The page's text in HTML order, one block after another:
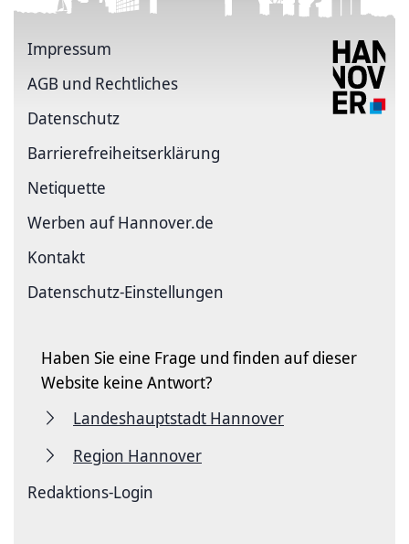
Impressum
AGB und Rechtliches
Datenschutz
Barriere­freiheits­erklärung
Netiquette
Werben auf Hannover.de
Kontakt
Datenschutz-Einstellungen
Haben Sie eine Frage und finden auf dieser
Website keine Antwort?
Landeshauptstadt Hannover
Region Hannover
Redaktions-Login